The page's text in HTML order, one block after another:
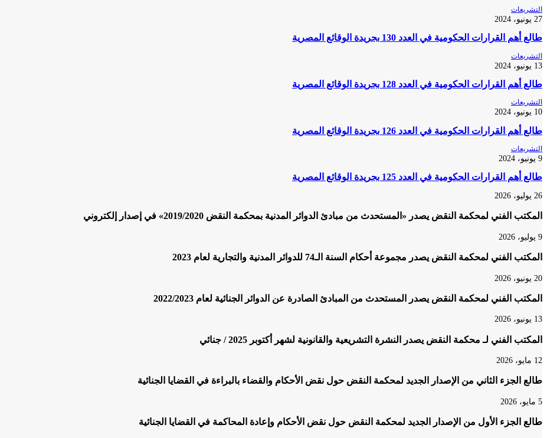
التشريعات
27 يونيو، 2024
طالع أهم القرارات الحكومية في العدد 130 بجريدة الوقائع المصرية
التشريعات
13 يونيو، 2024
طالع أهم القرارات الحكومية في العدد 128 بجريدة الوقائع المصرية
التشريعات
10 يونيو، 2024
طالع أهم القرارات الحكومية في العدد 126 بجريدة الوقائع المصرية
التشريعات
9 يونيو، 2024
طالع أهم القرارات الحكومية في العدد 125 بجريدة الوقائع المصرية
26 يوليو، 2026
المكتب الفني لمحكمة النقض يصدر «المستحدث من مبادئ الدوائر المدنية بمحكمة النقض 2019/2020» في إصدار إلكتروني
9 يوليو، 2026
المكتب الفني لمحكمة النقض يصدر مجموعة أحكام السنة الـ74 للدوائر المدنية والتجارية لعام 2023
20 يونيو، 2026
المكتب الفني لمحكمة النقض يصدر المستحدث من المبادئ الصادرة عن الدوائر الجنائية لعام 2022/2023
13 يونيو، 2026
المكتب الفني لـ محكمة النقض يصدر النشرة التشريعية والقانونية لشهر أكتوبر 2025 / جنائي
12 مايو، 2026
طالع الجزء الثاني من الإصدار الجديد لمحكمة النقض حول نقض الأحكام والقضاء بالبراءة في القضايا الجنائية
5 مايو، 2026
طالع الجزء الأول من الإصدار الجديد لمحكمة النقض حول نقض الأحكام وإعادة المحاكمة في القضايا الجنائية